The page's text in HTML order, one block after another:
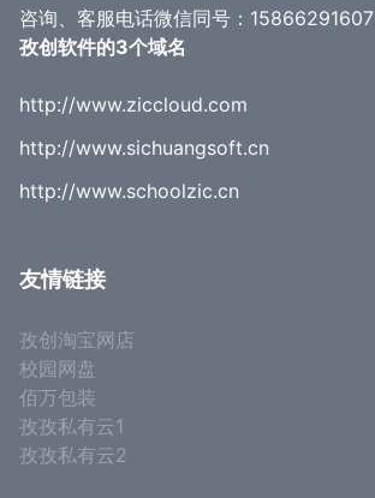
咨询、客服电话微信同号：15866291607
孜创软件的3个域名
http://www.ziccloud.com
http://www.sichuangsoft.cn
http://www.schoolzic.cn
友情链接
孜创淘宝网店
校园网盘
佰万包装
孜孜私有云1
孜孜私有云2